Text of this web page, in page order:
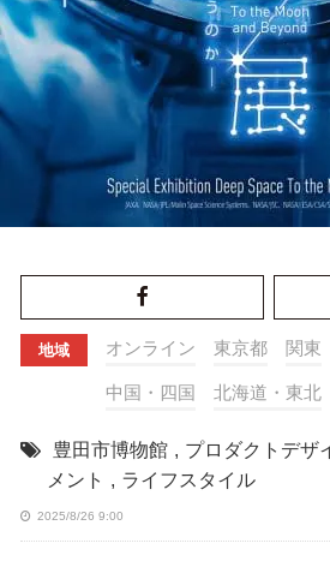
地域 オンライン 東京都 関東
中国・四国 北海道・東北
豊田市博物館 , プロダクトデザ
メント , ライフスタイル
2025/8/26 9:00